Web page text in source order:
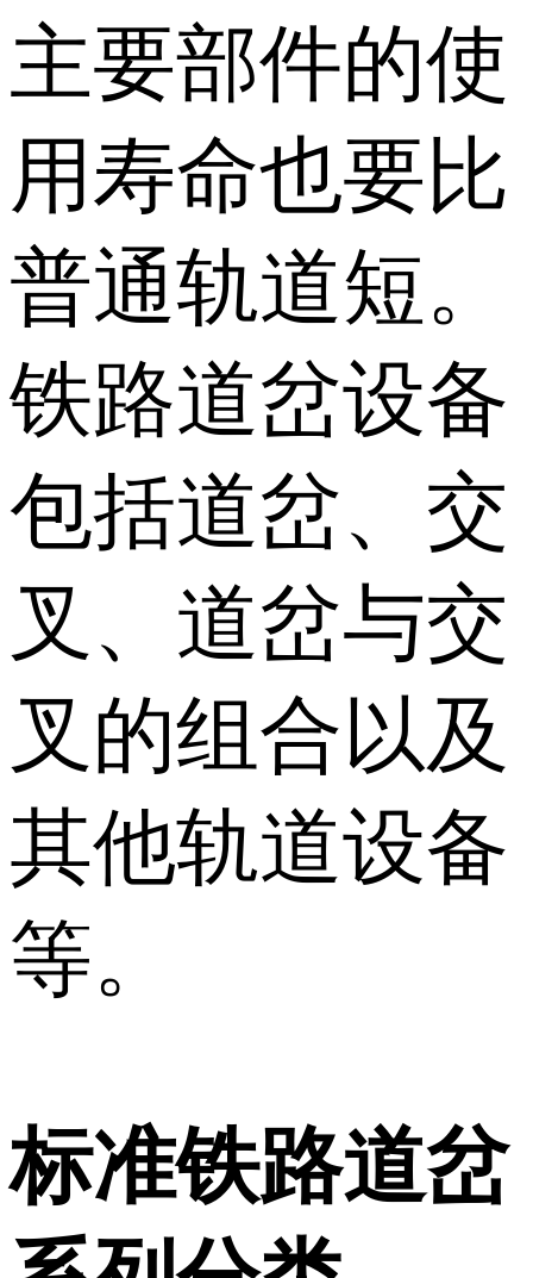
主要部件的使
用寿命也要比
普通轨道短。
铁路道岔设备
包括道岔、交
叉、道岔与交
叉的组合以及
其他轨道设备
等。
标准铁路道岔